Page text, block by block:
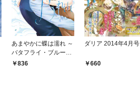
あまやかに蝶は濡れ ～
バタフライ・ブルー～
（小説）【電子限定書
836
ダリア 2014年4月号
660